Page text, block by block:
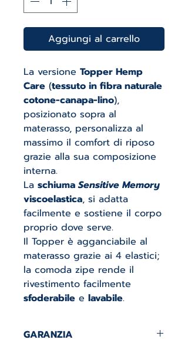
Aggiungi al carrello
La versione Topper Hemp
Care (tessuto in fibra naturale
cotone-canapa-lino),
posizionato sopra al
materasso, personalizza al
massimo il comfort di riposo
grazie alla sua composizione
interna.
La schiumaSensitive Memory
viscoelastica, si adatta
facilmente e sostiene il corpo
proprio dove serve.
Il Topper è agganciabile al
materasso grazie ai 4 elastici;
la comoda zipe rende il
rivestimento facilmente
sfoderabile e lavabile.
GARANZIA